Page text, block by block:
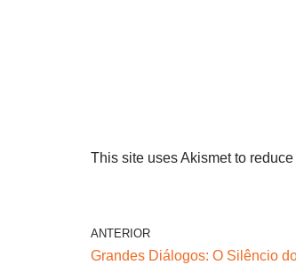
This site uses Akismet to reduce
ANTERIOR
Grandes Diálogos: O Silêncio